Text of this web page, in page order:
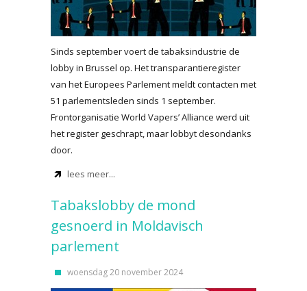
Sinds september voert de tabaksindustrie de
lobby in Brussel op. Het transparantieregister
van het Europees Parlement meldt contacten met
51 parlementsleden sinds 1 september.
Frontorganisatie World Vapers’ Alliance werd uit
het register geschrapt, maar lobbyt desondanks
door.
lees meer...
Tabakslobby de mond
gesnoerd in Moldavisch
parlement
woensdag 20 november 2024